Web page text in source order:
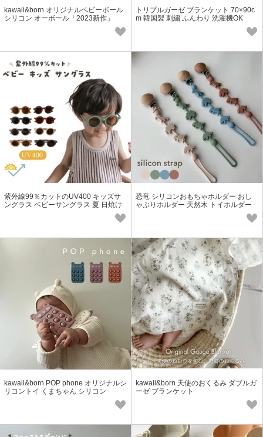
kawaii&born オリジナルベビーボール
シリコン オーボール「2023新作」
トリプルガーゼ ブランケット 70×90c
m 韓国製 刺繍 ふんわり 洗濯機OK
紫外線99％カットのUV400 キッズサ
ングラス ベビーサングラス 夏 日焼け
恐竜 シリコンおもちゃホルダー おし
ゃぶりホルダー 天然木 トイホルダー
kawaii&born POP phone オリジナルシ
リコントイ くまちゃん シリコン
kawaii&born 天使のおくるみ ダブルガ
ーゼ ブランケット